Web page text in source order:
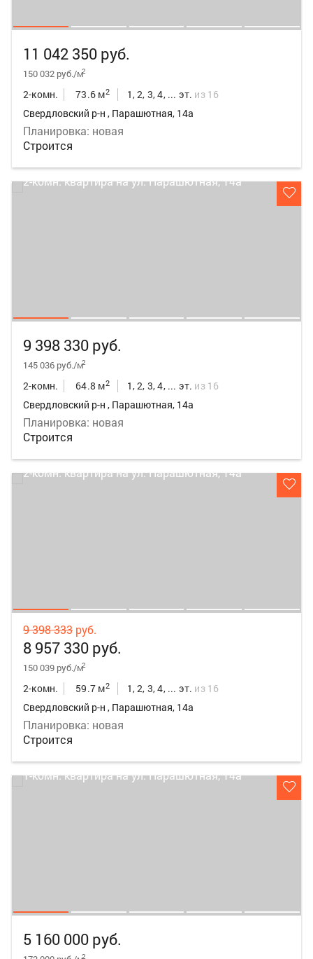
11 042 350 руб.
150 032 руб./м2
2-комн. 73.6 м2 1, 2, 3, 4, ... эт. из 16
Свердловский р-н , Парашютная, 14а
Планировка: новая
Строится
9 398 330 руб.
145 036 руб./м2
2-комн. 64.8 м2 1, 2, 3, 4, ... эт. из 16
Свердловский р-н , Парашютная, 14а
Планировка: новая
Строится
9 398 333 руб.
8 957 330 руб.
150 039 руб./м2
2-комн. 59.7 м2 1, 2, 3, 4, ... эт. из 16
Свердловский р-н , Парашютная, 14а
Планировка: новая
Строится
5 160 000 руб.
2